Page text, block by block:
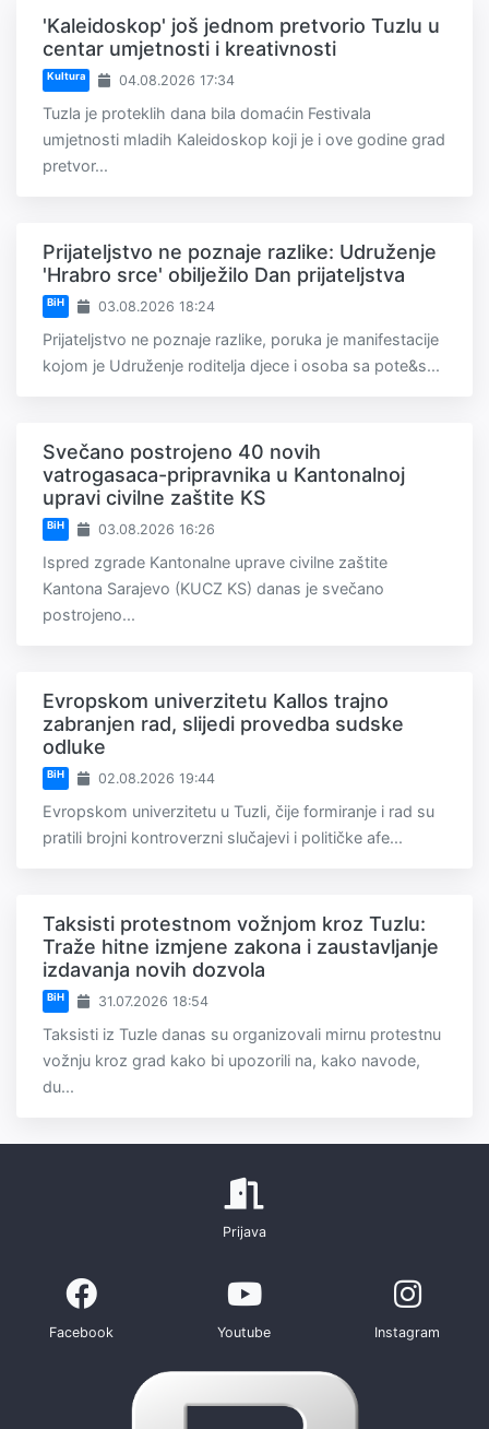
'Kaleidoskop' još jednom pretvorio Tuzlu u
centar umjetnosti i kreativnosti
Kultura 04.08.2026 17:34
Tuzla je proteklih dana bila domaćin Festivala
umjetnosti mladih Kaleidoskop koji je i ove godine grad
pretvor...
Prijateljstvo ne poznaje razlike: Udruženje
'Hrabro srce' obilježilo Dan prijateljstva
BiH 03.08.2026 18:24
Prijateljstvo ne poznaje razlike, poruka je manifestacije
kojom je Udruženje roditelja djece i osoba sa pote&s...
Svečano postrojeno 40 novih
vatrogasaca-pripravnika u Kantonalnoj
upravi civilne zaštite KS
BiH 03.08.2026 16:26
Ispred zgrade Kantonalne uprave civilne zaštite
Kantona Sarajevo (KUCZ KS) danas je svečano
postrojeno...
Evropskom univerzitetu Kallos trajno
zabranjen rad, slijedi provedba sudske
odluke
BiH 02.08.2026 19:44
Evropskom univerzitetu u Tuzli, čije formiranje i rad su
pratili brojni kontroverzni slučajevi i političke afe...
Taksisti protestnom vožnjom kroz Tuzlu:
Traže hitne izmjene zakona i zaustavljanje
izdavanja novih dozvola
BiH 31.07.2026 18:54
Taksisti iz Tuzle danas su organizovali mirnu protestnu
vožnju kroz grad kako bi upozorili na, kako navode,
du...
Prijava
Facebook Youtube Instagram